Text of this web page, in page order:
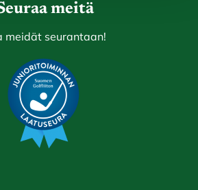
meitä
meidät seurantaan!